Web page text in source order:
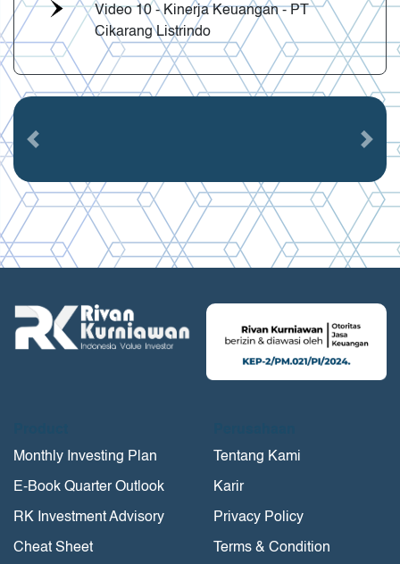
Video 10 - Kinerja Keuangan - PT
Cikarang Listrindo
Previous Next
Monthly Investing Plan
E-Book Quarter Outlook
RK Investment Advisory
Cheat Sheet
Tentang Kami
Karir
Privacy Policy
Terms & Condition